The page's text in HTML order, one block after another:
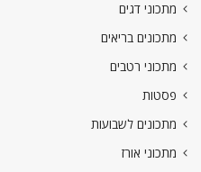
מתכוני דגים
מתכונים בריאים
מתכוני רטבים
פסטות
מתכונים לשבועות
מתכוני אורז